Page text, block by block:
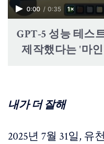
0:00 / 0:35 1×
GPT-5 성능 테스
제작했다는 '마
내가 더 잘해
2025년 7월 31일, 유